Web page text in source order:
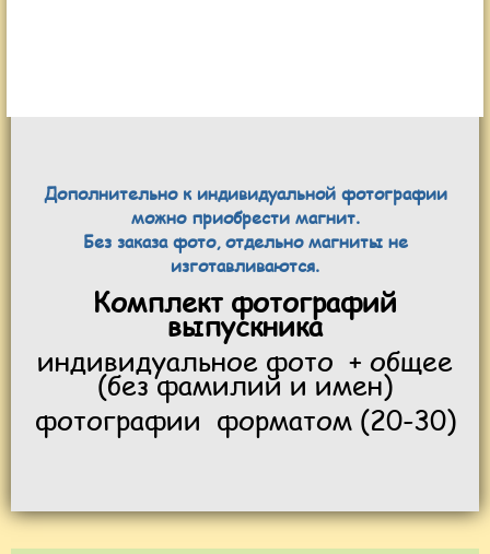
Дополнительно к индивидуальной фотографии
можно приобрести магнит.
Без заказа фото, отдельно магниты не
изготавливаются.
Комплект фотографий
выпускника
индивидуальное фото + общее
(без фамилий и имен)
фотографии форматом (20-30)